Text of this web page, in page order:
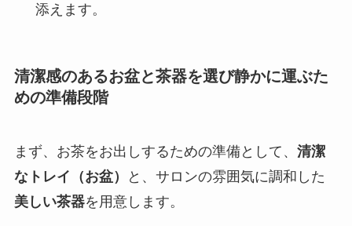
添えます。
清潔感のあるお盆と茶器を選び静かに運ぶた
めの準備段階
まず、お茶をお出しするための準備として、 清潔
なトレイ（お盆）
と、サロンの雰囲気に調和した
美しい茶器を用意します。